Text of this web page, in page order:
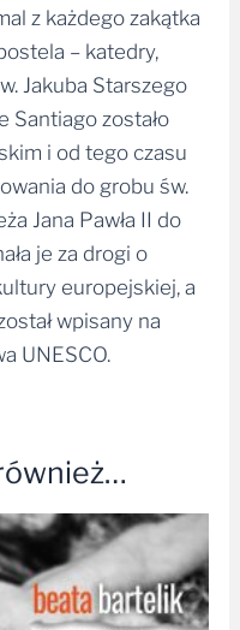
z każdego zakątka
– katedry,
Jakuba Starszego
Santiago zostało
i od tego czasu
do grobu św.
Jana Pawła II do
je za drogi o
europejskiej, a
wpisany na
UNESCO.